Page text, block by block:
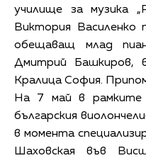
училище за музика
Виктория Василенко
обещаващ млад
Дмитрий Башкиров,
Кралица София.
На 7 май в рамките
българския
в момента
Шаховская във